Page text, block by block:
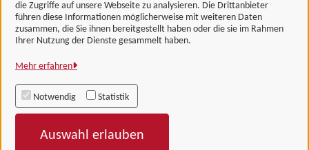
die Zugriffe auf unsere Webseite zu analysieren. Die Drittanbieter
führen diese Informationen möglicherweise mit weiteren Daten
zusammen, die Sie ihnen bereitgestellt haben oder die sie im Rahmen
Ihrer Nutzung der Dienste gesammelt haben.
Mehr erfahren
Notwendig Statistik
Auswahl erlauben
Landkreis Göttingen
Alle Rechte vorbehalten